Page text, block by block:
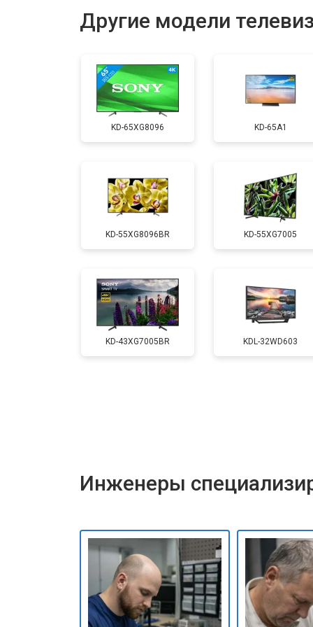
Замена HDMI порта
Замена модуля Wi-Fi
Замена лампы подсветки
Ремонт блока управления
Замена блока питания
Замена матрицы
Другие модели
KD-65XG8096 KD-65A1
KD-55XG8096BR KD-55XG7005
KD-43XG7005BR KDL-32WD603
Инженеры